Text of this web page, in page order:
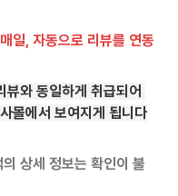
일, 자동으로 리뷰를 연동
와 동일하게 취급되어
몰에서 보여지게 됩니다
상세 정보는 확인이 불